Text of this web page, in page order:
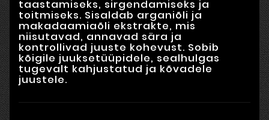
taastamiseks, sirgendamiseks ja
toitmiseks. Sisaldab arganiõli ja
makadaamiaõli ekstrakte, mis
niisutavad, annavad sära ja
kontrollivad juuste kohevust. Sobib
kõigile juuksetüüpidele, sealhulgas
tugevalt kahjustatud ja kõvadele
juustele.